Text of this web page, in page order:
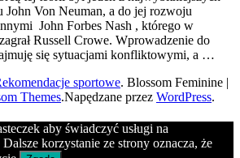
Von Neuman, a do jej rozwoju
John Forbes Nash , którego w
Russell Crowe. Wprowadzenie do
się sytuacjami konfliktowymi, a …
sportowe. Blossom Feminine |
Themes.Napędzane przez WordPress.
aby świadczyć usługi na
korzystanie ze strony oznacza, że